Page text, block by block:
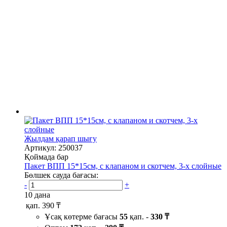
Жылдам қарап шығу
Артикул: 250037
Қоймада бар
Пакет ВПП 15*15см, с клапаном и скотчем, 3-х слойные
Бөлшек сауда бағасы:
-
+
10 дана
қап. 390 ₸
Ұсақ көтерме бағасы 55 қап. - 330 ₸